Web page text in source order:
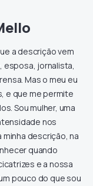
a descrição vem
esposa, jornalista,
Mas o meu eu
e que me permite
Sou mulher, uma
nos
descrição, na
quando
e a nossa
pouco do que sou